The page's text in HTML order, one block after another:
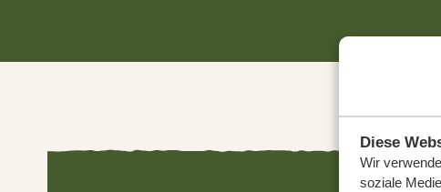
Diese
Wir
soziale